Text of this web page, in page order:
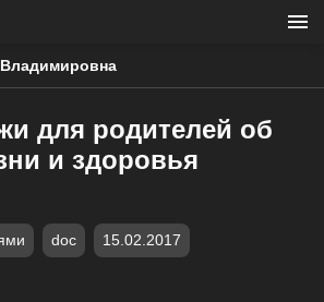
для родителей об
и здоровья
doc 15.02.2017